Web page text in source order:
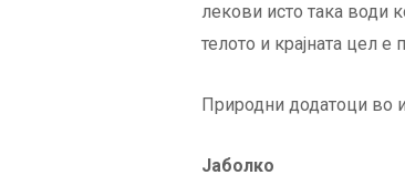
лекови исто така води
телото и крајната цел е
Природни додатоци во
Јаболко